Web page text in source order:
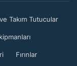
Takım Tutucular
Fırınlar